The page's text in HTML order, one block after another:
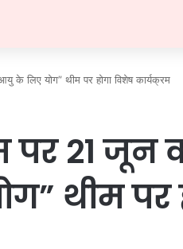
के लिए योग” थीम पर होगा विशेष कार्यक्रम
पर 21 जून
थीम पर